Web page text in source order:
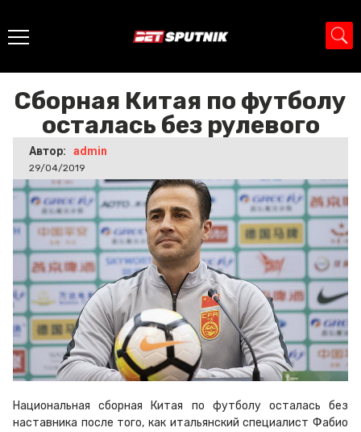
Сборная Китая по футболу осталась
Сборная Китая по футболу
осталась без рулевого
Автор: admin
29/04/2019
Национальная сборная Китая по футболу осталась без
наставника после того, как итальянский специалист Фабио